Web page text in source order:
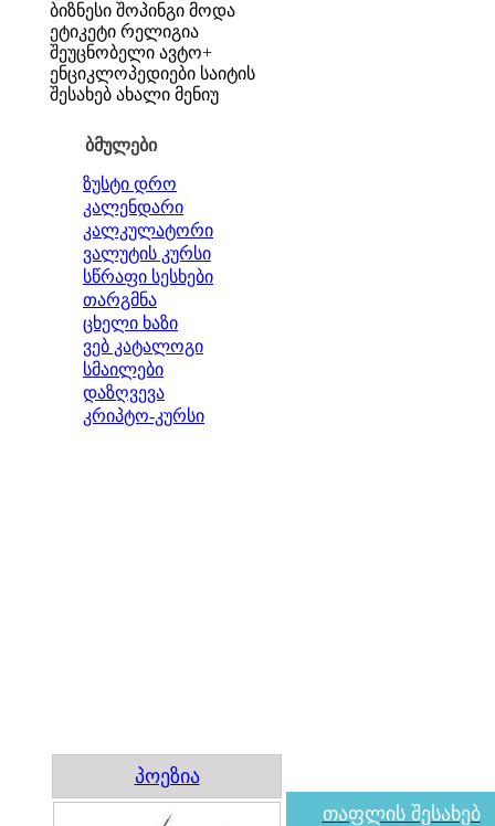
ბიზნესი შოპინგი მოდა
ეტიკეტი რელიგია
შეუცნობელი ავტო+
ენციკლოპედიები საიტის
შესახებ ახალი მენიუ
ბმულები
ზუსტი დრო
კალენდარი
კალკულატორი
ვალუტის კურსი
სწრაფი სესხები
თარგმნა
ცხელი ხაზი
ვებ კატალოგი
სმაილები
დაზღვევა
კრიპტო-კურსი
პოეზია
თაფლის შესახებ